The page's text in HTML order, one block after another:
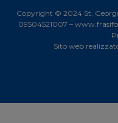
Copyright © 2024 St.
09504521007 –
Sito web